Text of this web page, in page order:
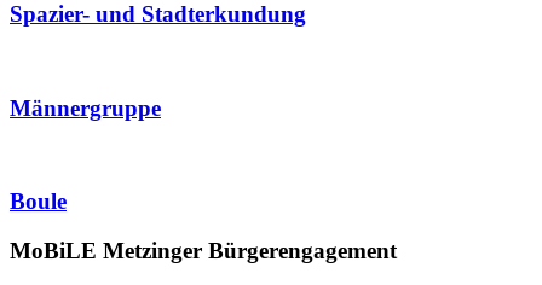
Spazier- und Stadterkundung
Männergruppe
Boule
MoBiLE Metzinger Bürgerengagement